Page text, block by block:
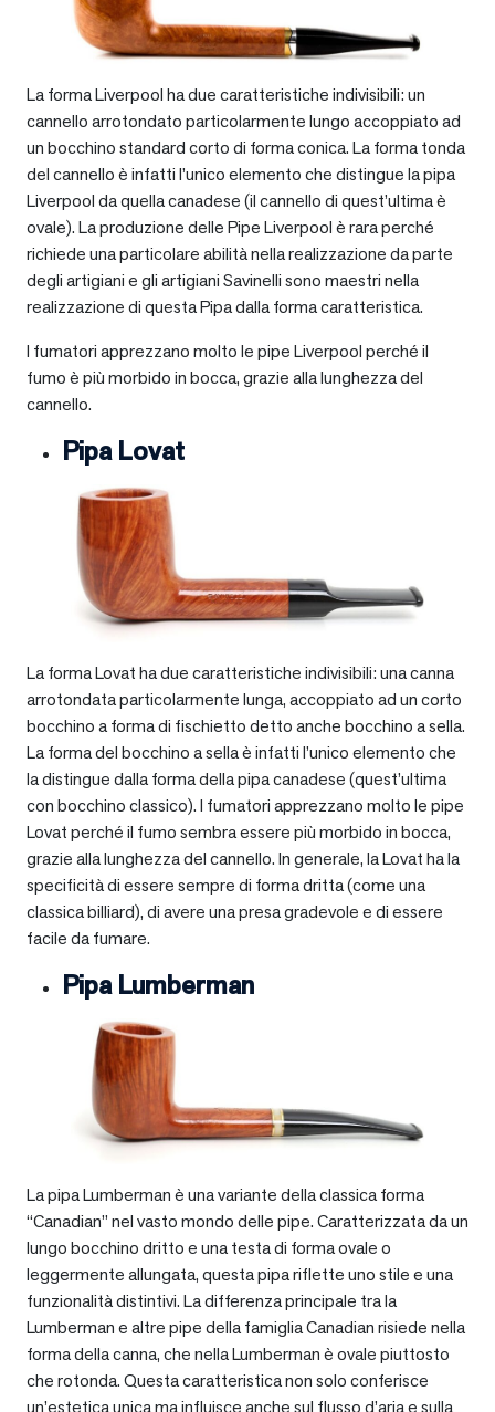
La forma Liverpool ha due caratteristiche indivisibili: un
cannello arrotondato particolarmente lungo accoppiato ad
un bocchino standard corto di forma conica. La forma tonda
del cannello è infatti l’unico elemento che distingue la pipa
Liverpool da quella canadese (il cannello di quest’ultima è
ovale). La produzione delle Pipe Liverpool è rara perché
richiede una particolare abilità nella realizzazione da parte
degli artigiani e gli artigiani Savinelli sono maestri nella
realizzazione di questa Pipa dalla forma caratteristica.
I fumatori apprezzano molto le pipe Liverpool perché il
fumo è più morbido in bocca, grazie alla lunghezza del
cannello.
Pipa Lovat
La forma Lovat ha due caratteristiche indivisibili: una canna
arrotondata particolarmente lunga, accoppiato ad un corto
bocchino a forma di fischietto detto anche bocchino a sella.
La forma del bocchino a sella è infatti l’unico elemento che
la distingue dalla forma della pipa canadese (quest’ultima
con bocchino classico). I fumatori apprezzano molto le pipe
Lovat perché il fumo sembra essere più morbido in bocca,
grazie alla lunghezza del cannello. In generale, la Lovat ha la
specificità di essere sempre di forma dritta (come una
classica billiard), di avere una presa gradevole e di essere
facile da fumare.
Pipa Lumberman
La pipa Lumberman è una variante della classica forma
“Canadian” nel vasto mondo delle pipe. Caratterizzata da un
lungo bocchino dritto e una testa di forma ovale o
leggermente allungata, questa pipa riflette uno stile e una
funzionalità distintivi. La differenza principale tra la
Lumberman e altre pipe della famiglia Canadian risiede nella
forma della canna, che nella Lumberman è ovale piuttosto
che rotonda. Questa caratteristica non solo conferisce
un’estetica unica ma influisce anche sul flusso d’aria e sulla